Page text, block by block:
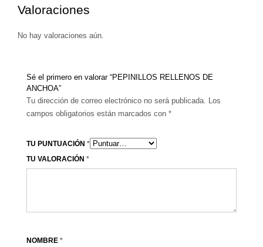
Valoraciones
No hay valoraciones aún.
Sé el primero en valorar “PEPINILLOS RELLENOS DE
ANCHOA”
Tu dirección de correo electrónico no será publicada. Los
campos obligatorios están marcados con *
TU PUNTUACIÓN *
TU VALORACIÓN *
NOMBRE *